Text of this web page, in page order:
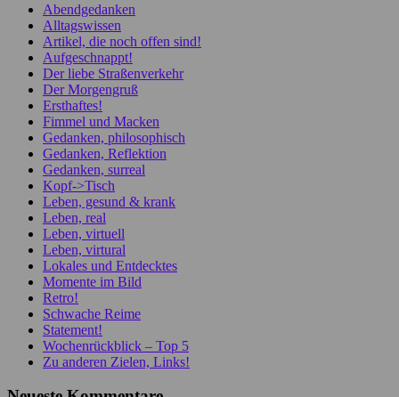
Abendgedanken
Alltagswissen
Artikel, die noch offen sind!
Aufgeschnappt!
Der liebe Straßenverkehr
Der Morgengruß
Ersthaftes!
Fimmel und Macken
Gedanken, philosophisch
Gedanken, Reflektion
Gedanken, surreal
Kopf->Tisch
Leben, gesund & krank
Leben, real
Leben, virtuell
Leben, virtural
Lokales und Entdecktes
Momente im Bild
Retro!
Schwache Reime
Statement!
Wochenrückblick – Top 5
Zu anderen Zielen, Links!